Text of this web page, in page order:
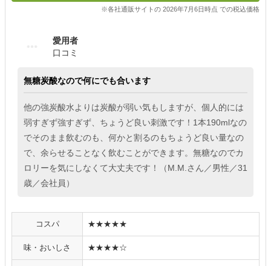
※各社通販サイトの 2026年7月6日時点 での税込価格
愛用者
口コミ
無糖炭酸なので何にでも合います
他の強炭酸水よりは炭酸が弱い気もしますが、個人的には
弱すぎず強すぎず、ちょうど良い刺激です！1本190mlなの
でそのまま飲むのも、何かと割るのもちょうど良い量なの
で、余らせることなく飲むことができます。無糖なのでカ
ロリーを気にしなくて大丈夫です！（M.M.さん／男性／31
歳／会社員）
コスパ ★★★★★
味・おいしさ ★★★★☆